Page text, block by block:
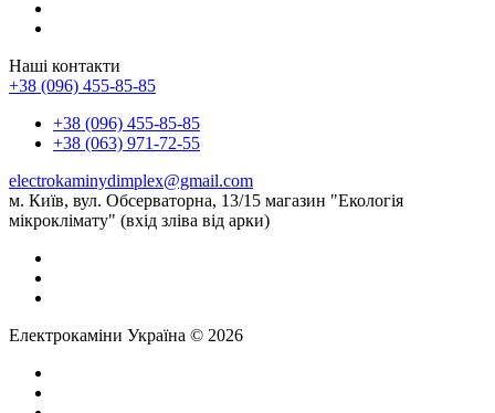
Наші контакти
+38 (096) 455-85-85
+38 (096) 455-85-85
+38 (063) 971-72-55
electrokaminydimplex@gmail.com
м. Київ, вул. Обсерваторна, 13/15 магазин "Екологія
мікроклімату" (вхід зліва від арки)
Електрокаміни Україна © 2026